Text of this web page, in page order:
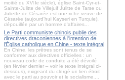
moitié du XVIIe siècle), église Saint-Cyr-et-
Sainte-Julitte de Villejuif Julitte de Tarse ou
Juliette de Césarée est une riche veuve de
Césarée (aujourd'hui Kayseri en Turquie),
dépouillée par un homme d'affaires...
Le Parti communiste chinois publie des
directives draconiennes à l'intention de
l'Église catholique en Chine - texte intégral
En Chine, les prêtres sont tenus de se
conformer aux directives officielles : un
nouveau code de conduite a été dévoilé
(en février dernier – voir le texte intégral ci-
dessous), exigeant du clergé un lien étroit
avec le parti au pouvoir et le socialisme....